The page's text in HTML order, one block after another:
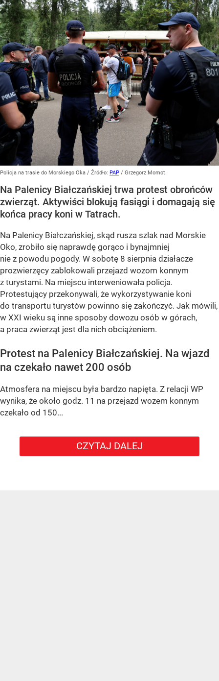
Policja na trasie do Morskiego Oka / Źródło: PAP / Grzegorz Momot
Na Palenicy Białczańskiej trwa protest obrońców
zwierząt. Aktywiści blokują fasiągi i domagają się
końca pracy koni w Tatrach.
Na Palenicy Białczańskiej, skąd rusza szlak nad Morskie
Oko, zrobiło się naprawdę gorąco i bynajmniej
nie z powodu pogody. W sobotę 8 sierpnia działacze
prozwierzęcy zablokowali przejazd wozom konnym
z turystami. Na miejscu interweniowała policja.
Protestujący przekonywali, że wykorzystywanie koni
do transportu turystów powinno się zakończyć. Jak mówili,
w XXI wieku są inne sposoby dowozu osób w górach,
a praca zwierząt jest dla nich obciążeniem.
Protest na Palenicy Białczańskiej. Na wjazd
na czekało nawet 200 osób
Atmosfera na miejscu była bardzo napięta. Z relacji WP
wynika, że około godz. 11 na przejazd wozem konnym
czekało od 150...
CZYTAJ DALEJ